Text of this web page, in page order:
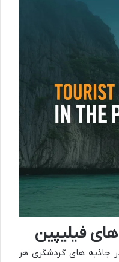
فیلیپین
جاذبه های گردشگری هر